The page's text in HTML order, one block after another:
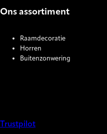
Ons assortiment
Raamdecoratie
Horren
Buitenzonwering
Trustpilot